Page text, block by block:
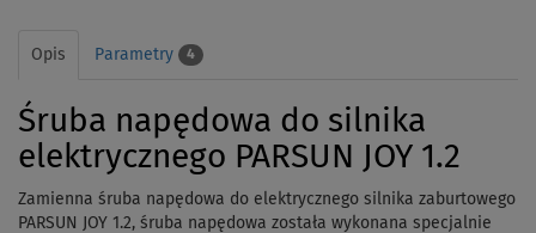
Opis Parametry 4
Śruba napędowa do silnika
elektrycznego PARSUN JOY 1.2
Zamienna śruba napędowa do elektrycznego silnika zaburtowego
PARSUN JOY 1.2, śruba napędowa została wykonana specjalnie